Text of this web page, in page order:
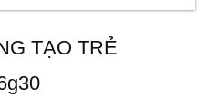
TẠO TRẺ